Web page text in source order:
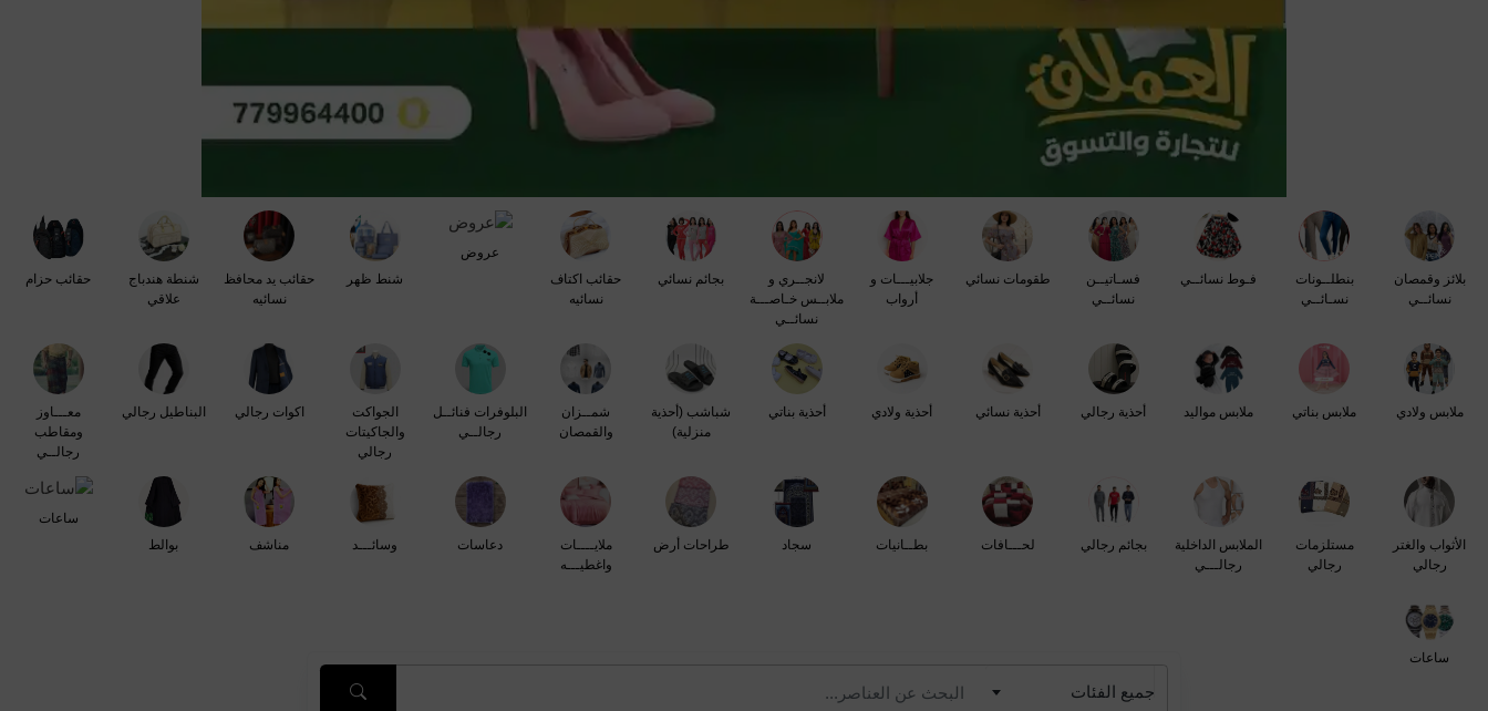
بلائز وقمصان
نسائــي
بنطلــونات
نسـائــي
فـوط نسائــي
فسـاتيــن
نسائــي
طقومات نسائي
جلابيـــات و
أرواب
لانجــري و
ملابــس خـاصـــة
نسائــي
بجائم نسائي
حقائب اكتاف
نسائيه
عروض
شنط ظهر
حقائب يد محافظ
نسائيه
شنطة هندباج
علاقي
حقائب حزام
ملابس ولادي ملابس بناتي ملابس مواليد أحذية رجالي أحذية نسائي أحذية ولادي أحذية بناتي
شباشب (أحذية
منزلية)
شمــزان
والقمصان
البلوفرات فنائــل
رجالــي
الجواكت
والجاكيتات
رجالي
اكوات رجالي البناطيل رجالي
معـــاوز
ومقاطب
رجالــي
الأثواب والغتر
رجالي
مستلزمات
رجالي
الملابس الداخلية
رجالـــي
بجائم رجالي لحـــافات بطــانيات سجاد طراحات أرض
ملايــــات
واغطيـــه
دعاسات وسائـــد مناشف بوالط
ساعات
ساعات
جميع الفئات